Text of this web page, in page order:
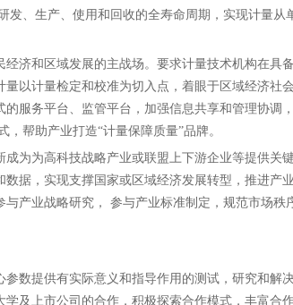
、生产、使用和回收的全寿命周期，实现计量从
济和区域发展的主战场。要求计量技术机构在具
以计量检定和校准为切入点，着眼于区域经济社
服务平台、监管平台，加强信息共享和管理协调
帮助产业打造“计量保障质量”品牌。
为为高科技战略产业或联盟上下游企业等提供关
据，实现支撑国家或区域经济发展转型，推进产
产业战略研究， 参与产业标准制定，规范市场秩
数提供有实际意义和指导作用的测试，研究和解
及上市公司的合作，积极探索合作模式，丰富合